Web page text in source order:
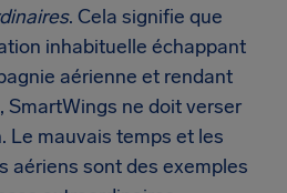
. Cela signifie que
inhabituelle échappant
aérienne et rendant
ne doit verser
Le mauvais temps et les
aériens sont des exemples